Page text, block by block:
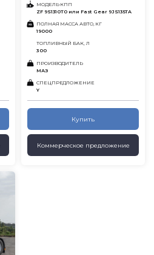
МОДЕЛЬ КПП
ZF 9S1310T0 или Fast Gear 9JS135TA
ПОЛНАЯ МАССА АВТО, КГ
19000
ТОПЛИВНЫЙ БАК, Л
300
ПРОИЗВОДИТЕЛЬ
МАЗ
СПЕЦПРЕДЛОЖЕНИЕ
Y
Купить
Коммерческое предложение